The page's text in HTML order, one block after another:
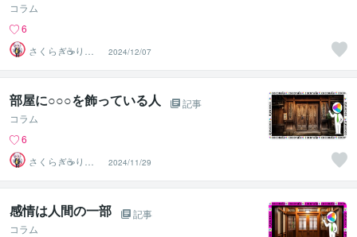
コラム
6
さくらぎ☕りょ
う⛎癒やし電話
相談サロン
2024/12/07
部屋に○○○を飾っている人
記事
コラム
6
さくらぎ☕りょ
う⛎癒やし電話
相談サロン
2024/11/29
感情は人間の一部
記事
コラム